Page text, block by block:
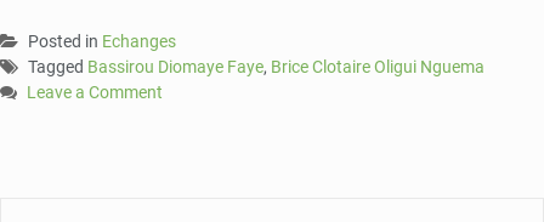
Posted in Echanges
Tagged Bassirou Diomaye Faye, Brice Clotaire Oligui Nguema
Leave a Comment